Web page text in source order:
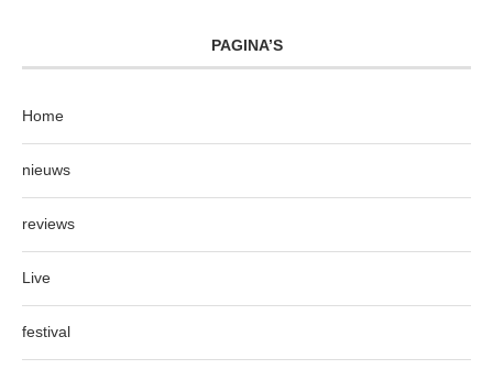
PAGINA’S
Home
nieuws
reviews
Live
festival